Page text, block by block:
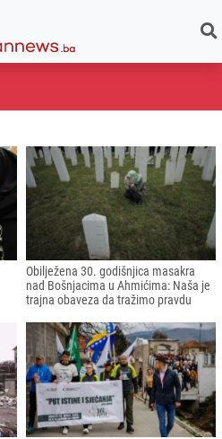
Obilježena 30. godišnjica masakra
nad Bošnjacima u Ahmićima: Naša je
trajna obaveza da tražimo pravdu